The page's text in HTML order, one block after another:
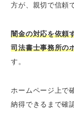
方が、親切で信頼
闇金の対応を依頼
司法書士事務所の
す。
ホームページ上で
納得できるまで確